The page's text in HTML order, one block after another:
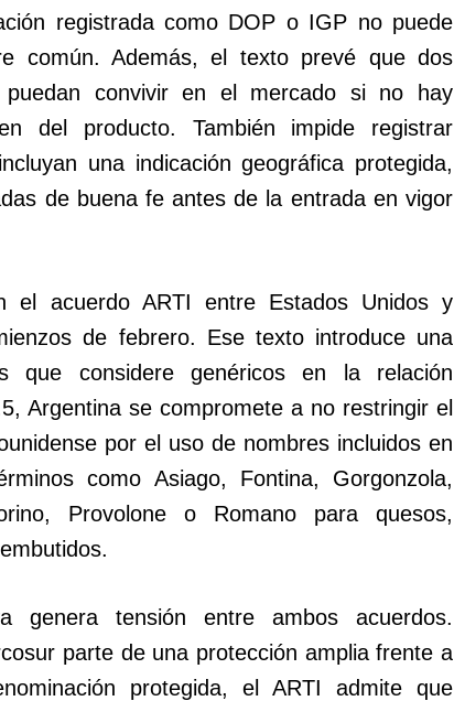
registrada como DOP o IGP no puede
común. Además, el texto prevé que dos
puedan convivir en el mercado si no hay
del producto. También impide registrar
una indicación geográfica protegida,
de buena fe antes de la entrada en vigor
el acuerdo ARTI entre Estados Unidos y
de febrero. Ese texto introduce una
que considere genéricos en la relación
Argentina se compromete a no restringir el
por el uso de nombres incluidos en
como Asiago, Fontina, Gorgonzola,
Provolone o Romano para quesos,
genera tensión entre ambos acuerdos.
parte de una protección amplia frente a
protegida, el ARTI admite que